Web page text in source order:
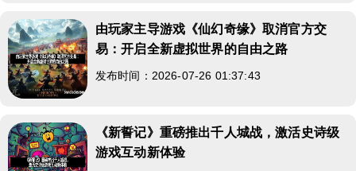
由玩家主导游戏《仙幻奇缘》取消官方交
易：开启全新虚拟世界的自由之路
发布时间：2026-07-26 01:37:43
《新誓记》重磅推出千人城战，激活史诗级
游戏互动新体验